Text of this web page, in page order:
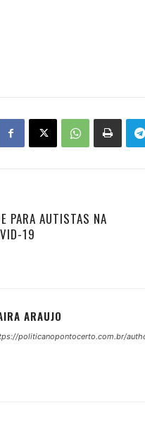
PARA AUTISTAS NA
19
ARAUJO
politicanopontocerto.com.br/